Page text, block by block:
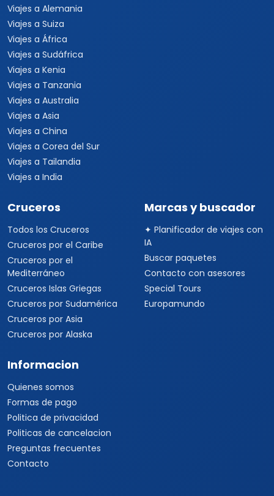
Viajes a Alemania
Viajes a Suiza
Viajes a África
Viajes a Sudáfrica
Viajes a Kenia
Viajes a Tanzania
Viajes a Australia
Viajes a Asia
Viajes a China
Viajes a Corea del Sur
Viajes a Tailandia
Viajes a India
Cruceros
Todos los Cruceros
Cruceros por el Caribe
Cruceros por el
Mediterráneo
Cruceros Islas Griegas
Cruceros por Sudamérica
Cruceros por Asia
Cruceros por Alaska
Marcas y buscador
✦ Planificador de viajes con
IA
Buscar paquetes
Contacto con asesores
Special Tours
Europamundo
Informacion
Quienes somos
Formas de pago
Politica de privacidad
Politicas de cancelacion
Preguntas frecuentes
Contacto